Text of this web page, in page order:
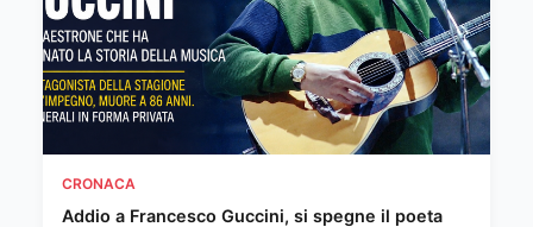
CRONACA
Addio a Francesco Guccini, si spegne il poeta